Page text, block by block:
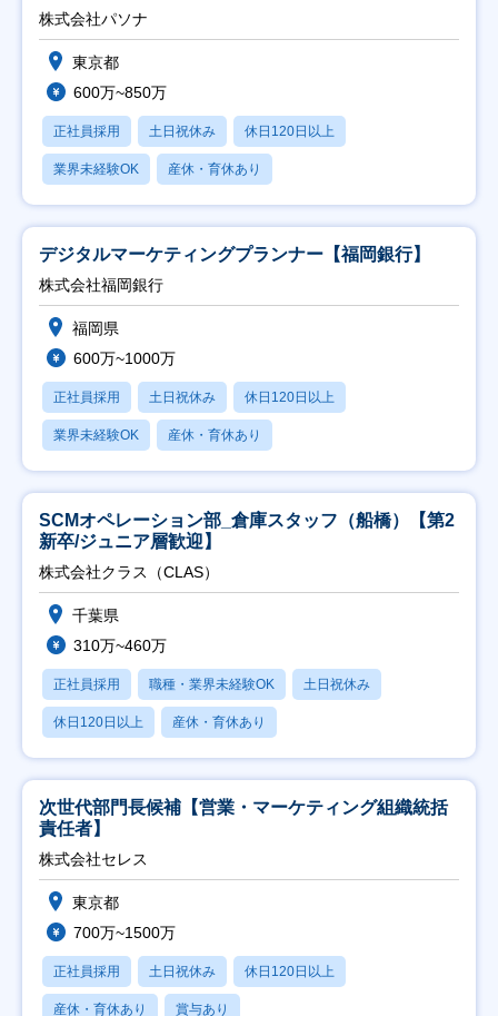
株式会社パソナ
東京都
600万~850万
正社員採用 土日祝休み 休日120日以上
業界未経験OK 産休・育休あり
デジタルマーケティングプランナー【福岡銀行】
株式会社福岡銀行
福岡県
600万~1000万
正社員採用 土日祝休み 休日120日以上
業界未経験OK 産休・育休あり
SCMオペレーション部_倉庫スタッフ（船橋）【第2
新卒/ジュニア層歓迎】
株式会社クラス（CLAS）
千葉県
310万~460万
正社員採用 職種・業界未経験OK 土日祝休み
休日120日以上 産休・育休あり
次世代部門長候補【営業・マーケティング組織統括
責任者】
株式会社セレス
東京都
700万~1500万
正社員採用 土日祝休み 休日120日以上
産休・育休あり 賞与あり